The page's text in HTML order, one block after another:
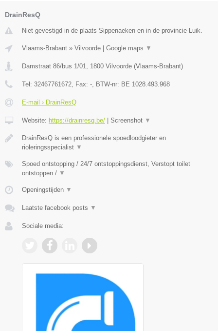
DrainResQ
Niet gevestigd in de plaats Sippenaeken en in de provincie Luik.
Vlaams-Brabant » Vilvoorde | Google maps ▼
Damstraat 86/bus 1/01 1800 Vilvoorde (Vlaams-Brabant)
Tel: 32467761672 , Fax: - , BTW-nr: BE 1028.493.968
E-mail › DrainResQ
Website: https://drainresq.be/ | Screenshot ▼
DrainResQ is een professionele spoedloodgieter en
rioleringsspecialist ▼
Spoed ontstopping / 24/7 ontstoppingsdienst, Verstopt toilet
ontstoppen / ▼
Openingstijden ▼
Laatste facebook posts ▼
Sociale media: